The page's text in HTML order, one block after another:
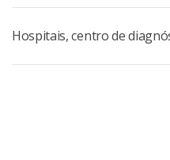
Hospitais, centro de